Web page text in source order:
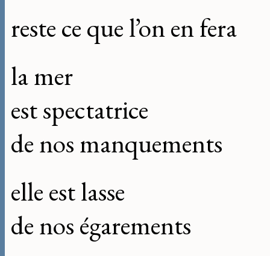
reste ce que l’on en fera
la mer
est spectatrice
de nos manquements
elle est lasse
de nos égarements